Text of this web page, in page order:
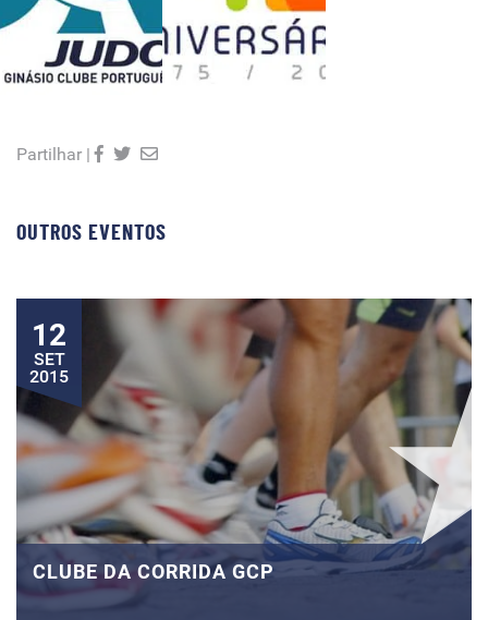
Partilhar |
OUTROS EVENTOS
12
SET
2015
CLUBE DA CORRIDA GCP